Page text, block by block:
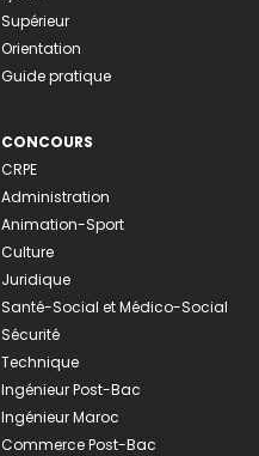
Supérieur
Orientation
Guide pratique
CONCOURS
CRPE
Administration
Animation-Sport
Culture
Juridique
Santé-Social et Médico-Social
Sécurité
Technique
Ingénieur Post-Bac
Ingénieur Maroc
Commerce Post-Bac